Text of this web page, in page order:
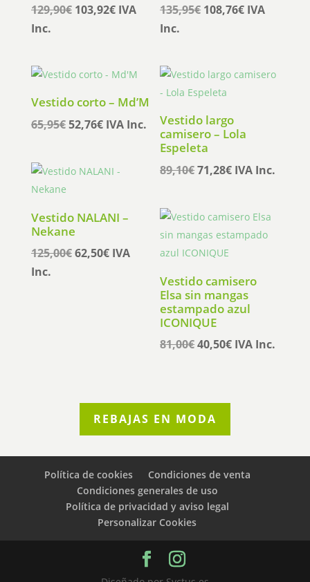
129,90€ El
129,90€.
103,92€El
103,92€.
IVA
Inc.
135,95€ El
135,95€.
108,76€El
108,76€.
IVA
Inc.
Vestido corto – Md’M
65,95€El
era:
52,76€El
es:
IVA Inc.
Vestido largo
camisero – Lola
Espeleta
89,10€El
era:
89,10€.
71,28€El
es:
71,28€.
IVA Inc.
Vestido NALANI –
Nekane
125,00€El
62,50€ElIVA
Inc.
Vestido camisero
Elsa sin mangas
estampado azul
ICONIQUE
81,00€El
81,00€.
40,50€ElIVA Inc.
REBAJAS EN MODA
Política de cookies
Condiciones de venta
Condiciones generales de uso
Política de privacidad y aviso legal
Personalizar Cookies